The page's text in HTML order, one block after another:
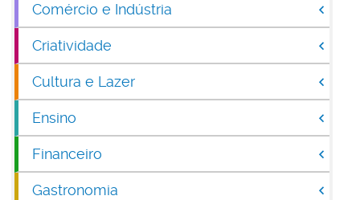
Comércio e Indústria
Criatividade
Cultura e Lazer
Ensino
Financeiro
Gastronomia